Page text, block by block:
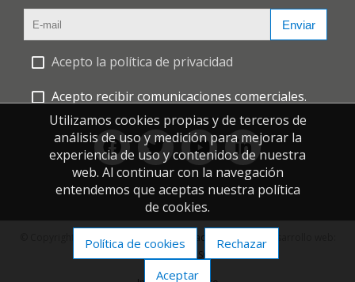
Enviar
Acepto la política de privacidad
Acepto recibir comunicaciones comerciales.
© Copyright 2026 |Política de privacidad Cookies
Software DELSOL
Utilizamos cookies propias y de terceros de
análisis de uso y medición para mejorar la
experiencia de uso y contenidos de nuestra
web. Al continuar con la navegación
entendemos que aceptas nuestra política
de cookies.
Política de cookies
Rechazar
Aceptar